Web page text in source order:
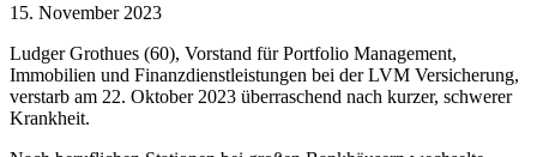
15. November 2023
Ludger Grothues (60), Vorstand für Portfolio Management,
Immobilien und Finanzdienstleistungen bei der LVM Versicherung,
verstarb am 22. Oktober 2023 überraschend nach kurzer, schwerer
Krankheit.